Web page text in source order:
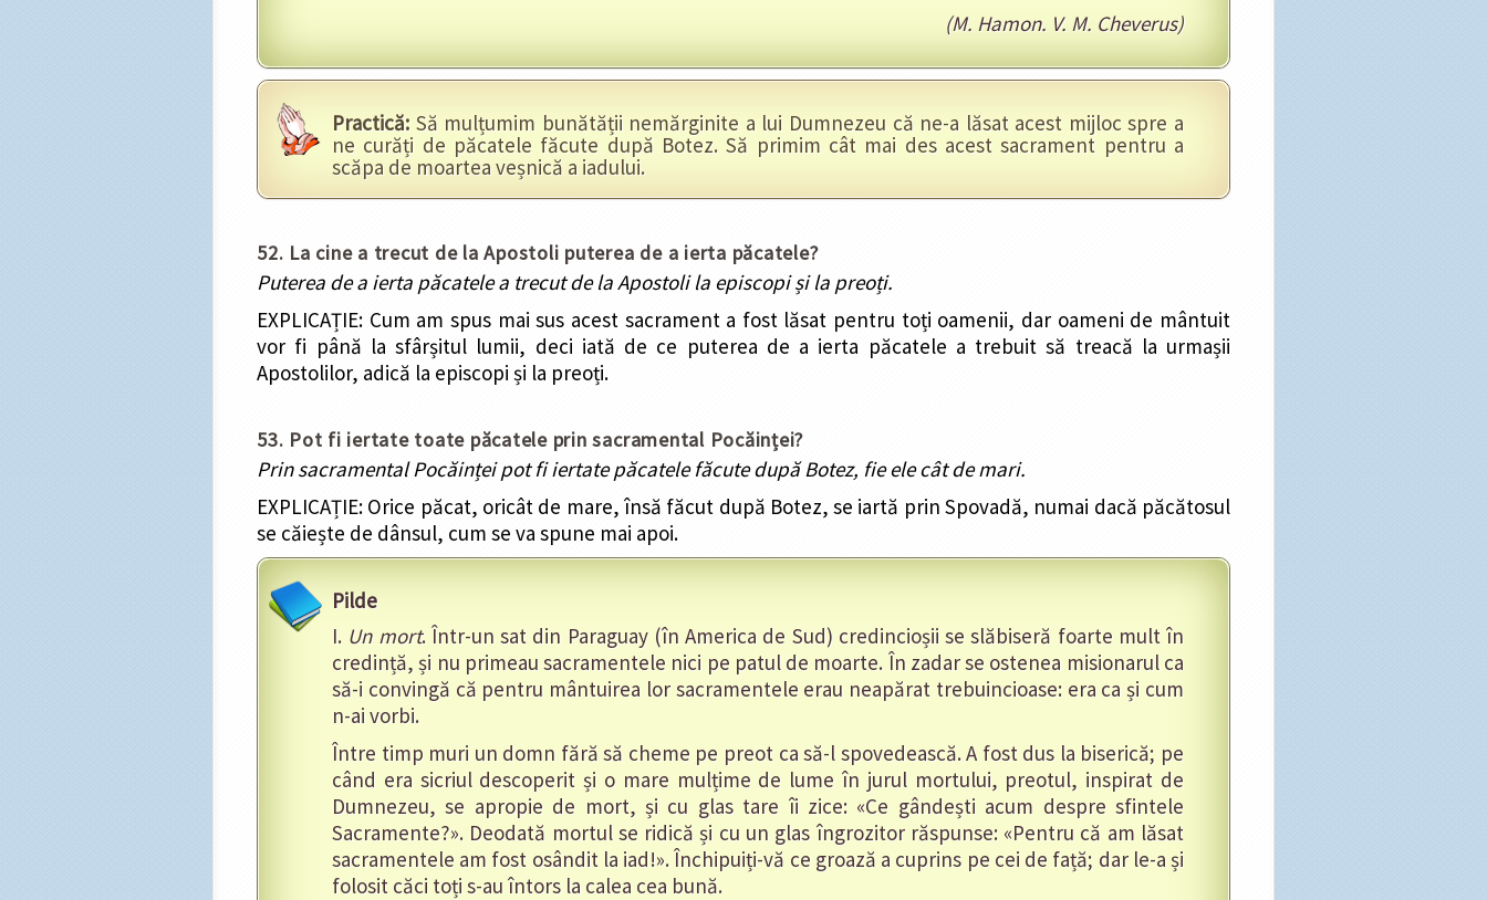
(M. Hamon. V. M. Cheverus)
Practică: Să mulțumim bunătății nemărginite a lui Dumnezeu că ne-a lăsat acest mijloc spre a
ne curăți de păcatele făcute după Botez. Să primim cât mai des acest sacrament pentru a
scăpa de moartea veșnică a iadului.
52. La cine a trecut de la Apostoli puterea de a ierta păcatele?
Puterea de a ierta păcatele a trecut de la Apostoli la episcopi și la preoți.
EXPLICAȚIE: Cum am spus mai sus acest sacrament a fost lăsat pentru toți oamenii, dar oameni de mântuit
vor fi până la sfârșitul lumii, deci iată de ce puterea de a ierta păcatele a trebuit să treacă la urmașii
Apostolilor, adică la episcopi și la preoți.
53. Pot fi iertate toate păcatele prin sacramental Pocăinței?
Prin sacramental Pocăinței pot fi iertate păcatele făcute după Botez, fie ele cât de mari.
EXPLICAȚIE: Orice păcat, oricât de mare, însă făcut după Botez, se iartă prin Spovadă, numai dacă păcătosul
se căiește de dânsul, cum se va spune mai apoi.
Pilde
I. Un mort. Într-un sat din Paraguay (în America de Sud) credincioșii se slăbiseră foarte mult în
credință, și nu primeau sacramentele nici pe patul de moarte. În zadar se ostenea misionarul ca
să-i convingă că pentru mântuirea lor sacramentele erau neapărat trebuincioase: era ca și cum
n-ai vorbi.
Între timp muri un domn fără să cheme pe preot ca să-l spovedească. A fost dus la biserică; pe
când era sicriul descoperit și o mare mulțime de lume în jurul mortului, preotul, inspirat de
Dumnezeu, se apropie de mort, și cu glas tare îi zice: «Ce gândești acum despre sfintele
Sacramente?». Deodată mortul se ridică și cu un glas îngrozitor răspunse: «Pentru că am lăsat
sacramentele am fost osândit la iad!». Închipuiți-vă ce groază a cuprins pe cei de față; dar le-a și
folosit căci toți s-au întors la calea cea bună.